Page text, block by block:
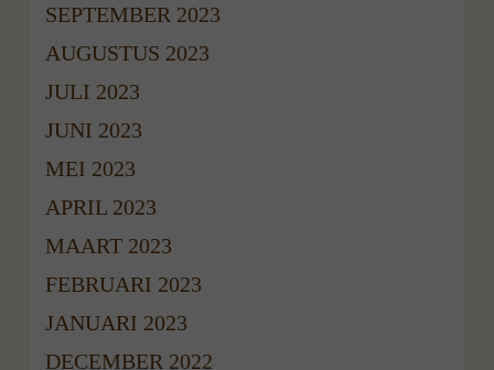
SEPTEMBER 2023
AUGUSTUS 2023
JULI 2023
JUNI 2023
MEI 2023
APRIL 2023
MAART 2023
FEBRUARI 2023
JANUARI 2023
DECEMBER 2022